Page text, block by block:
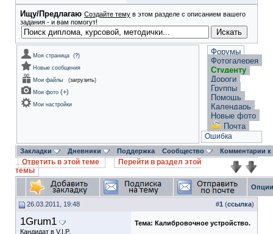
Ищу/Предлагаю Создайте тему в этом разделе с описанием вашего
задания - и вам помогут!
Моя страница (?)
Новые сообщения
Мои файлы
(загрузить)
Мои фото (+)
Мои настройки
Форумы
Фотогалерея
Студенту
Дороги
Группы
Помощь
Календарь
Новые фото
Почта
Ошибка
Закладки Дневники Поддержка Сообщество Комментарии
Ответить в этой теме
Перейти в раздел этой
темы
26.03.2011, 19:48 #1 (ссылка)
1Grum1
Кандидат в V.I.P.
Тема: Калибровочное устройство.